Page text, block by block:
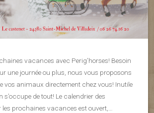
vacances avec Perig’horses! Besoin
une journée ou plus, nous vous proposons
vos animaux directement chez vous! Inutile
s’occupe de tout! Le calendrier des
prochaines vacances est ouvert,…